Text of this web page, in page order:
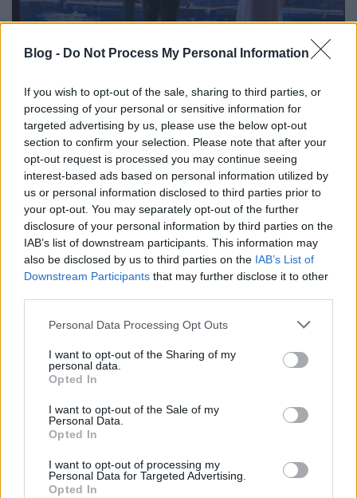
Blog - Do Not Process My Personal Information
If you wish to opt-out of the sale, sharing to third parties, or
processing of your personal or sensitive information for
targeted advertising by us, please use the below opt-out
section to confirm your selection. Please note that after your
opt-out request is processed you may continue seeing
interest-based ads based on personal information utilized by
us or personal information disclosed to third parties prior to
your opt-out. You may separately opt-out of the further
disclosure of your personal information by third parties on the
IAB’s list of downstream participants. This information may
also be disclosed by us to third parties on the IAB’s List of
Downstream Participants that may further disclose it to other
Please note that this website/app uses one or more Google
not limited to your visit or usage behaviour. You may click to
grant or deny consent to Google and its third-party tags to
use your data for below specified purposes in below Google
consent section.
Personal Data Processing Opt Outs
I want to opt-out of the Sharing of my
personal data.
Opted In
I want to opt-out of the Sale of my
Personal Data.
Opted In
I want to opt-out of processing my
Personal Data for Targeted Advertising.
Opted In
Se veled, se nélküled 8+1 filmes
verziója
2019. február 14.
Mivel nem könnyű megtalálni a tökéletes társat,
ezért a párkeresés, a radarunkra kerülő megszerzése
korosztályoktól függetlenül is szóba kerül. A párunk
megtalálása örök érvényű probléma, mely mindig is
nehézségek elég állította az embereket. Nincs ez
másként a következő 8 alkotás szereplőinek…